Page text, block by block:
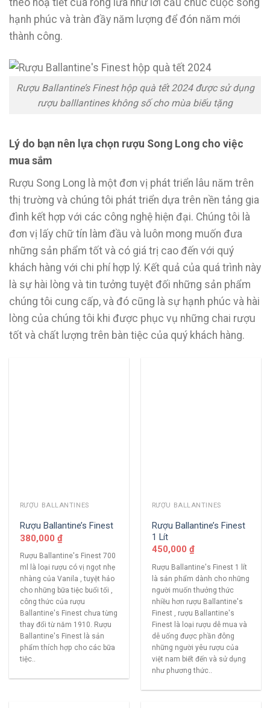
theo hoạ tiết của rồng lửa như lời cầu chúc cuộc sống
hạnh phúc và tràn đầy năm lượng để đón năm mới
thành công.
Rượu Ballantine’s Finest hộp quà tết 2024 được sử dụng
rượu balllantines không số cho mùa biếu tặng
Lý do bạn nên lựa chọn rượu Song Long cho việc
mua sắm
Rượu Song Long là một đơn vị phát triển lâu năm trên
thị trường và chúng tôi phát triển dựa trên nền tảng gia
đình kết hợp với các công nghệ hiện đại. Chúng tôi là
đơn vị lấy chữ tín làm đầu và luôn mong muốn đưa
những sản phẩm tốt và có giá trị cao đến với quý
khách hàng với chi phí hợp lý. Kết quả của quá trình này
là sự hài lòng và tin tưởng tuyệt đối những sản phẩm
chúng tôi cung cấp, và đó cũng là sự hạnh phúc và hài
lòng của chúng tôi khi được phục vụ những chai rượu
tốt và chất lượng trên bàn tiệc của quý khách hàng.
RƯỢU BALLANTINES
Rượu Ballantine’s Finest
380,000 ₫
Rượu Ballantine's Finest 700
ml là loại rượu có vị ngọt nhẹ
nhàng của Vanila , tuyệt hảo
cho những bữa tiệc buổi tối ,
công thức của rượu
Ballantine's Finest chưa từng
thay đổi từ năm 1910. Rượu
Ballantine's Finest là sản
phẩm thích hợp cho các bữa
tiệc..
RƯỢU BALLANTINES
Rượu Ballantine’s Finest
1 Lít
450,000 ₫
Rượu Ballantine's Finest 1 lít
là sản phẩm dành cho những
người muốn thưởng thức
nhiều hơn rượu Ballantine's
Finest , rượu Ballantine's
Finest là loại rượu dễ mua và
dễ uống được phần đông
những người yêu rượu của
việt nam biết đến và sử dụng
như phương thức..